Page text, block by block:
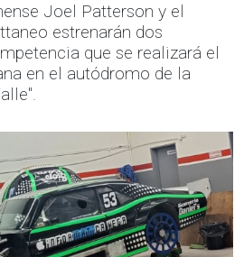
Joel Patterson y el
estrenarán dos
que se realizará el
en el autódromo de la